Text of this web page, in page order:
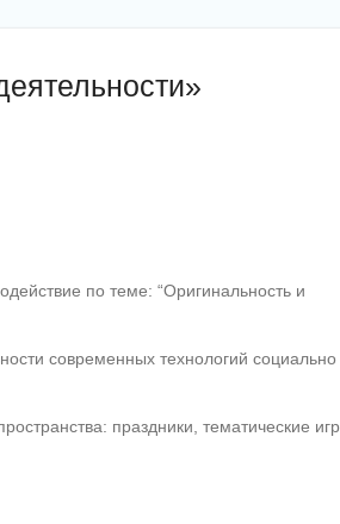
по теме: “Оригинальность и
современных технологий социально
праздники, тематические